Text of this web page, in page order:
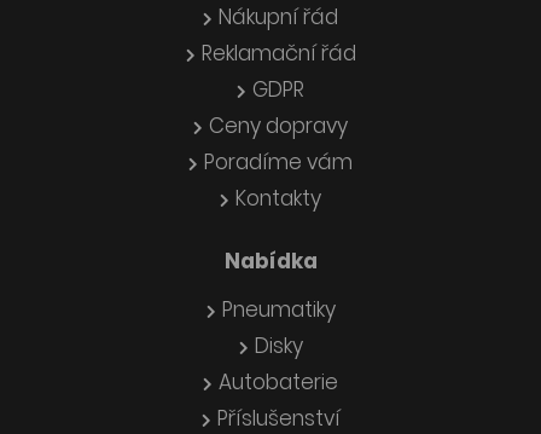
Nákupní řád
Reklamační řád
GDPR
Ceny dopravy
Poradíme vám
Kontakty
Nabídka
Pneumatiky
Disky
Autobaterie
Příslušenství